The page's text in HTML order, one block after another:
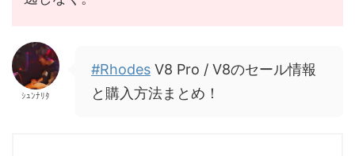
ｼｭﾝﾅﾘﾀ
#Rhodes V8 Pro / V8のセール情報
と購入方法まとめ！